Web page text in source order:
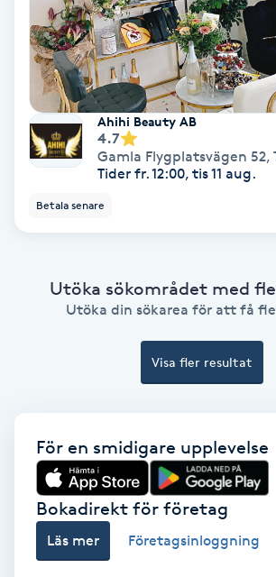
Color correction
Cryoterapi
Damklippning
Diamantslipning
Enzympeeling
Eyeliner-tatuering
Face framing
Ahihi Beauty AB
4.7
Gamla Flygplatsvägen 52,
Tider fr. 12:00, tis 11 aug.
Betala senare
Utöka sökområdet med
Utöka din sökarea för att få
Visa fler resultat
För en smidigare upplevelse
Bokadirekt för företag
Läs mer Företagsinloggning